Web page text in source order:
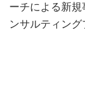
ーチによる新
ンサルティング